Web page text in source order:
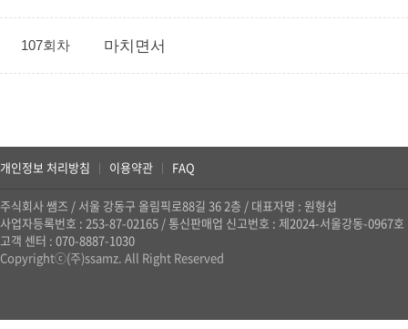
107회차 마치면서
주식회사 쌤즈 / 서울 강동구 올림픽로88길 36 2층 / 대표자명 : 원형섭
사업자등록번호 : 253-87-02165 /통신판매업 신고번호 : 제2024-서울강동-0967호
고객 센터 : 070-8887-1030
Copyrightⓒ(주)ssamz. All Right Reserved
개인정보 처리방침 | 이용약관 | FAQ